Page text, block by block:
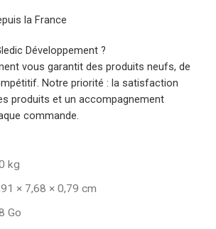
la France
Développement ?
vous garantit des produits neufs, de
Notre priorité : la satisfaction
produits et un accompagnement
commande.
kg
× 7,68 × 0,79 cm
Go